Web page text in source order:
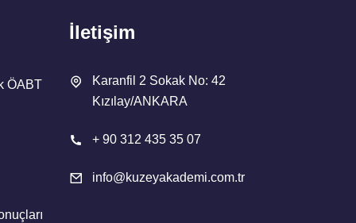
ÖABT
İletişim
Karanfil 2 Sokak No: 42
Kızılay/ANKARA
+ 90 312 435 35 07
info@kuzeyakademi.com.tr